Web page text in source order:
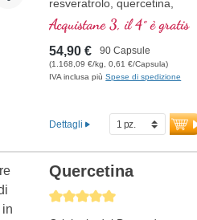
resveratrolo, quercetina,
Rhodiola rosea, estratto di
Curcuma longa, EGCG ed
estratto di piperina. Vitamina
D3, vitamina C, selenio e
zinco supportano un sistema
Acquistane 3, il 4° è gratis
54,90 € 90 Capsule
(1.168,09 €/kg, 0,61 €/Capsula)
IVA inclusa piùSpese di spedizione
Dettagli
Average rating of 5 out of 5 stars
Quercetina